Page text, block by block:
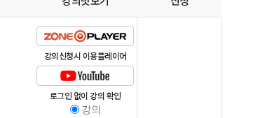
강의신청시 이용플레이어
로그인 없이 강의 확인
강의